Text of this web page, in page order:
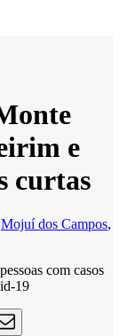
e
curtas
Mojuí dos Campos,
com casos
19